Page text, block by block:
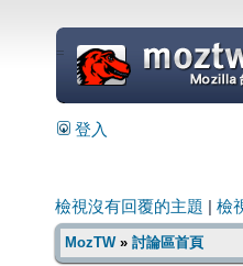
=
登入
檢視沒有回覆的主題 檢
MozTW» 討論區首頁